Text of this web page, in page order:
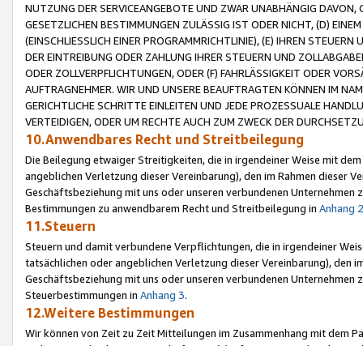
NUTZUNG DER SERVICEANGEBOTE UND ZWAR UNABHÄNGIG
GESETZLICHEN BESTIMMUNGEN ZULÄSSIG IST ODER NICHT, (D)
(EINSCHLIESSLICH EINER PROGRAMMRICHTLINIE), (E) IHREN
DER EINTREIBUNG ODER ZAHLUNG IHRER STEUERN UND
ODER ZOLLVERPFLICHTUNGEN, ODER (F) FAHRLÄSSIGKEIT ODER
AUFTRAGNEHMER. WIR UND UNSERE BEAUFTRAGTEN KÖNNEN IM
GERICHTLICHE SCHRITTE EINLEITEN UND JEDE PROZESSUALE
VERTEIDIGEN, ODER UM RECHTE AUCH ZUM ZWECK DER
10.Anwendbares Recht und Streitbeilegung
Die Beilegung etwaiger Streitigkeiten, die in irgendeiner Weise mit
angeblichen Verletzung dieser Vereinbarung), den im Rahmen dieser
Geschäftsbeziehung mit uns oder unseren verbundenen
Bestimmungen zu anwendbarem Recht und Streitbeilegung in Anhang 2
11.Steuern
Steuern und damit verbundene Verpflichtungen, die in irgendeiner
tatsächlichen oder angeblichen Verletzung dieser Vereinbarung), den
Geschäftsbeziehung mit uns oder unseren verbundenen
Steuerbestimmungen in Anhang 3.
12.Weitere Bestimmungen
Wir können von Zeit zu Zeit Mitteilungen im Zusammenhang mit dem